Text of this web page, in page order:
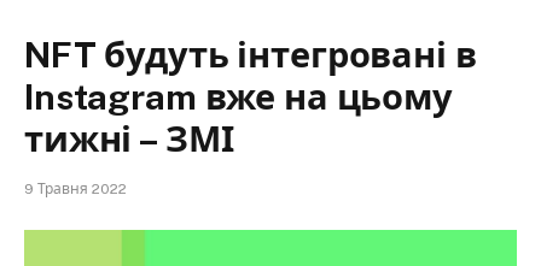
NFT будуть інтегровані в
Instagram вже на цьому
тижні – ЗМІ
9 Травня 2022